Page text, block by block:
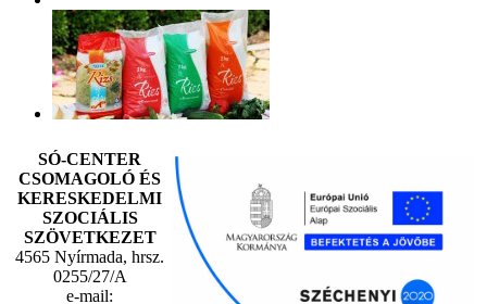
SÓ-CENTER
CSOMAGOLÓ ÉS
KERESKEDELMI
SZOCIÁLIS
SZÖVETKEZET
4565 Nyírmada, hrsz.
0255/27/A
e-mail: